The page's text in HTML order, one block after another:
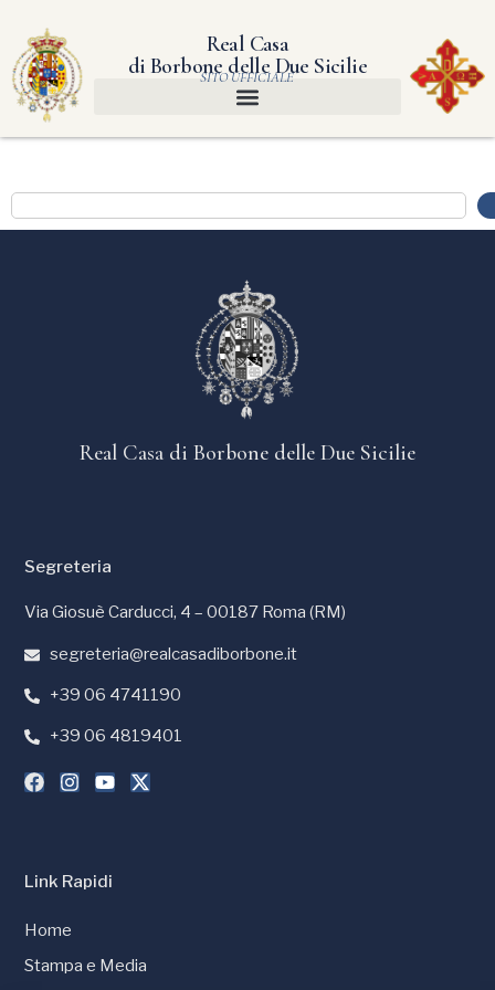
Real Casa
di Borbone delle Due Sicilie
SITO UFFICIALE
Real Casa di Borbone delle Due Sicilie
Link Rapidi
Home
Stampa e Media
Segreteria
Via Giosuè Carducci, 4 – 00187 Roma (RM)
segreteria@realcasadiborbone.it
+39 06 4741190
+39 06 4819401